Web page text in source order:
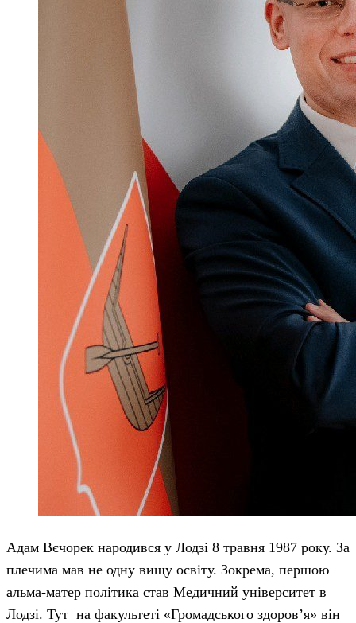
Адам Вєчорек народився у Лодзі 8 травня 1987 року. За
плечима мав не одну вищу освіту. Зокрема, першою
альма-матер політика став Медичний університет в
Лодзі. Тут на факультеті «Громадського здоров’я» він